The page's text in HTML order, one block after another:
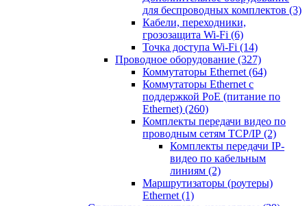
для беспроводных комплектов (3)
Кабели, переходники,
грозозащита Wi-Fi (6)
Точка доступа Wi-Fi (14)
Проводное оборудование (327)
Коммутаторы Ethernet (64)
Коммутаторы Ethernet с
поддержкой PoE (питание по
Ethernet) (260)
Комплекты передачи видео по
проводным сетям TCP/IP (2)
Комплекты передачи IP-
видео по кабельным
линиям (2)
Маршрутизаторы (роутеры)
Ethernet (1)